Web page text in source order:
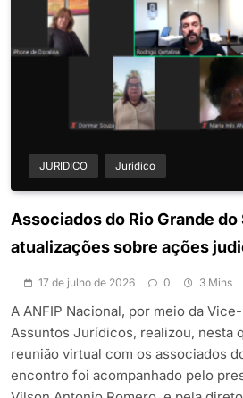
JURIDICO Jurídico
Associados do Rio Grande
atualizações sobre ações
17 de julho de 2026 0 3 Mins
A ANFIP Nacional, por meio da
Assuntos Jurídicos, realizou, nesta
reunião virtual com os associados
encontro foi acompanhado pelo